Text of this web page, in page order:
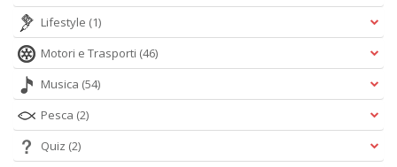
Lifestyle (1)
Motori e Trasporti (46)
Musica (54)
Pesca (2)
Quiz (2)